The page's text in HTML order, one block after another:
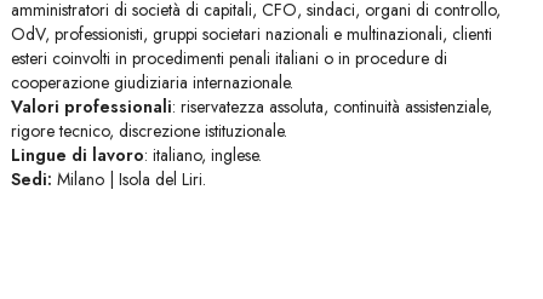
amministratori di società di capitali, CFO, sindaci, organi di controllo,
OdV, professionisti, gruppi societari nazionali e multinazionali, clienti
esteri coinvolti in procedimenti penali italiani o in procedure di
cooperazione giudiziaria internazionale.
Valori professionali: riservatezza assoluta, continuità assistenziale,
rigore tecnico, discrezione istituzionale.
Lingue di lavoro: italiano, inglese.
Sedi: Milano | Isola del Liri.